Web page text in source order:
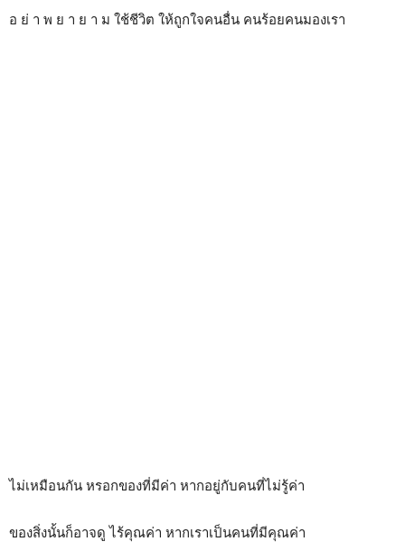
อ ย่ า พ ย า ย า ม ใช้ชีวิต ให้ถูกใจคนอื่น คนร้อยคนมองเรา
ไม่เหมือนกัน หรอกของที่มีค่า หากอยู่กับคนที่ไม่รู้ค่า
ของสิ่งนั้นก็อาจดู ไร้คุณค่า หากเราเป็นคนที่มีคุณค่า